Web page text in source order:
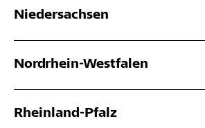
Niedersachsen
Nordrhein-Westfalen
Rheinland-Pfalz